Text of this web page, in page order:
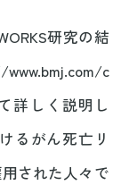
研究の結
c
詳しく説明し
るがん死亡リ
された人々で